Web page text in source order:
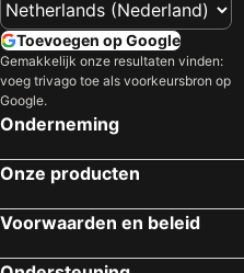
Toevoegen op Google
Gemakkelijk onze resultaten vinden:
voeg trivago toe als voorkeursbron op
Google.
Onderneming
Onze producten
Voorwaarden en beleid